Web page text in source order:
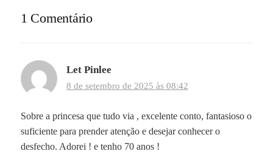
1 Comentário
Let Pinlee
8 de setembro de 2025 às 08:42
Sobre a princesa que tudo via , excelente conto, fantasioso o
suficiente para prender atenção e desejar conhecer o
desfecho. Adorei ! e tenho 70 anos !